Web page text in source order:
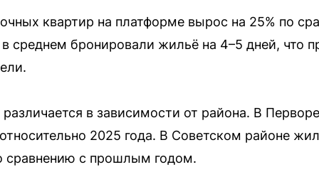
квартир на платформе вырос на 25% по
среднем бронировали жильё на 4–5 дней, что
в зависимости от района. В
2025 года. В Советском районе
сравнению с прошлым годом.